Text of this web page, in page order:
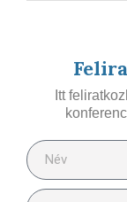
Itt